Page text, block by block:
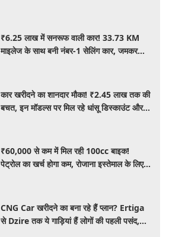
₹6.25 लाख में सनरूफ वाली कार! 33.73 KM
माइलेज के साथ बनी नंबर-1 सेलिंग कार, जमकर
कार खरीदने का शानदार मौका! ₹2.45 लाख तक की
बचत, इन मॉडल्स पर मिल रहे धांसू डिस्काउंट और
₹60,000 से कम में मिल रही 100cc बाइक!
पेट्रोल का खर्च होगा कम, रोजाना इस्तेमाल के लिए है
CNG Car खरीदने का बना रहे हैं प्लान? Ertiga
से Dzire तक ये गाड़ियां हैं लोगों की पहली पसंद,